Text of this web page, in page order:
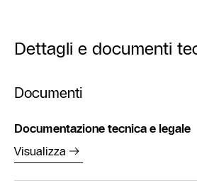
Dettagli e documenti
Documenti
Documentazione tecnica e legale
Visualizza